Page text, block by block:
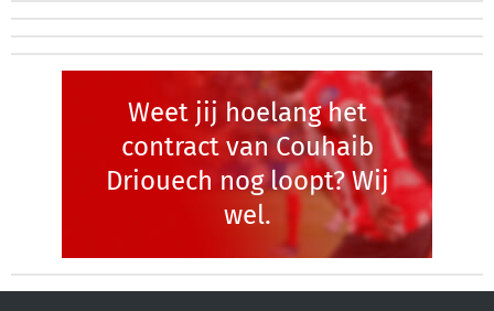
Weet jij hoelang het
contract van Couhaib
Driouech nog loopt? Wij
wel.